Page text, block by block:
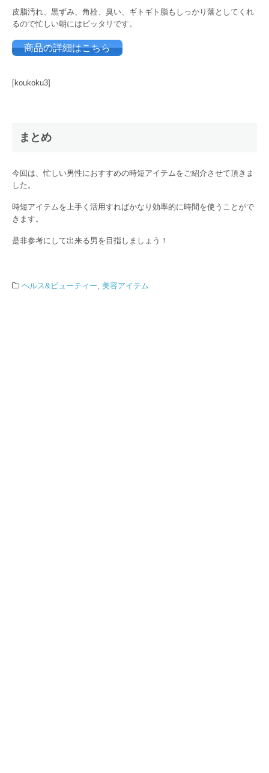
皮脂汚れ、黒ずみ、角栓、臭い、ギトギト脂もしっかり落としてくれ
るので忙しい朝にはピッタリです。
商品の詳細はこちら
[koukoku3]
まとめ
今回は、忙しい男性におすすめの時短アイテムをご紹介させて頂きま
した。
時短アイテムを上手く活用すればかなり効率的に時間を使うことがで
きます。
是非参考にして出来る男を目指しましょう！
ヘルス&ビューティー, 美容アイテム